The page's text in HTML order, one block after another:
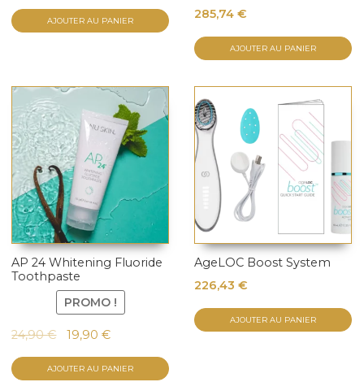
AJOUTER AU PANIER
285,74 €
AJOUTER AU PANIER
AP 24 Whitening Fluoride
Toothpaste
PROMO !
24,90€
Le
initial
19,90€Le
actuel
AJOUTER AU PANIER
AgeLOC Boost System
226,43 €
AJOUTER AU PANIER